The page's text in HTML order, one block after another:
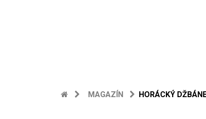
MAGAZÍN HORÁCKÝ